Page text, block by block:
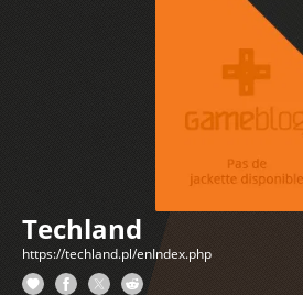
Techland
https://techland.pl/enIndex.php